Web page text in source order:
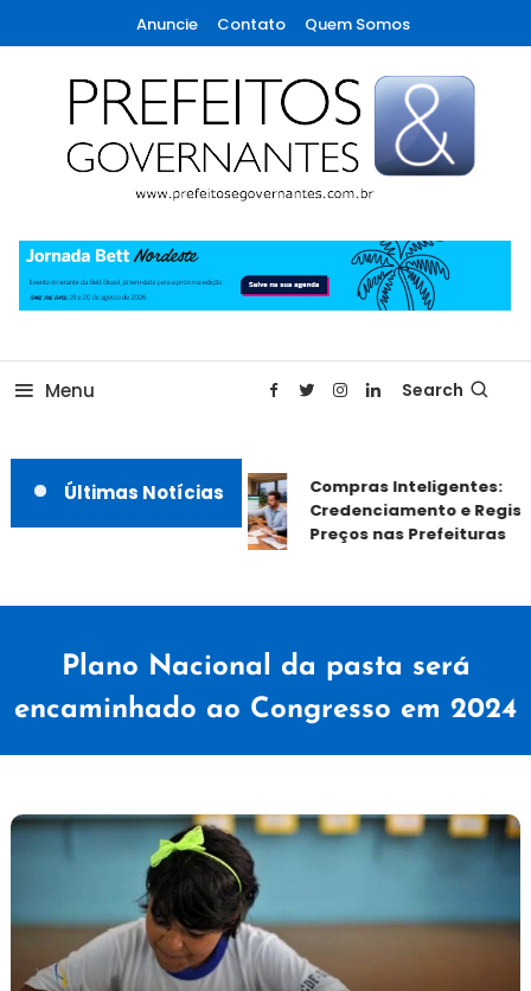
To
Content
Anuncie Contato Quem Somos
Prefeitos & Governantes
Menu Search
Últimas Notícias
Compras Inteligentes:
Credenciamento e
Preços nas Prefeituras
Plano Nacional da pasta será
encaminhado ao Congresso em 2024